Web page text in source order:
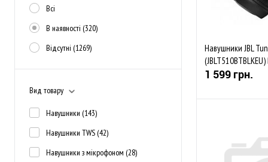
Всі
В наявності (320)
Відсутні (1269)
Вид товару
Навушники (143)
Навушники TWS (42)
Навушники з мікрофоном (28)
Навушники JBL
1 599 грн.
До обраного